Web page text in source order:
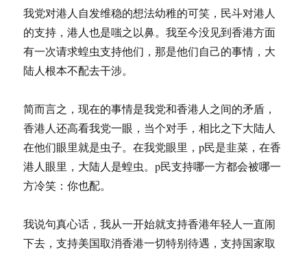
我党对港人自发维稳的想法幼稚的可笑，民斗对港人
的支持，港人也是嗤之以鼻。我至今没见到香港方面
有一次请求蝗虫支持他们，那是他们自己的事情，大
陆人根本不配去干涉。
简而言之，现在的事情是我党和香港人之间的矛盾，
香港人还高看我党一眼，当个对手，相比之下大陆人
在他们眼里就是虫子。在我党眼里，p民是韭菜，在香
港人眼里，大陆人是蝗虫。p民支持哪一方都会被哪一
方冷笑：你也配。
我说句真心话，我从一开始就支持香港年轻人一直闹
下去，支持美国取消香港一切特别待遇，支持国家取